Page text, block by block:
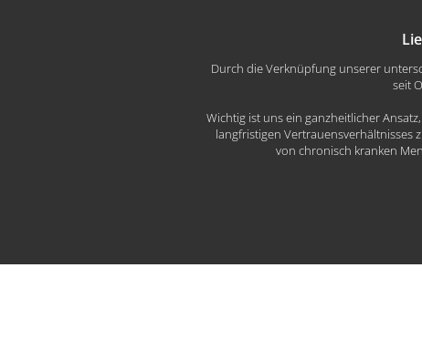
Durch die Verknüpfung unserer
seit
Wichtig ist uns ein ganzheitlicher
langfristigen Vertrauensverhältnisses
von chronisch kranken